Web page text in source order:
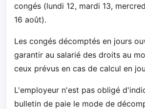
congés (lundi 12, mardi 13,
16 août).
Les congés décomptés en jours
garantir au salarié des droits au
ceux prévus en cas de calcul en
L'employeur n'est pas obligé
bulletin de paie le mode de